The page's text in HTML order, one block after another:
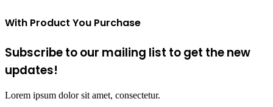
With Product You Purchase
Subscribe to our mailing list to get the new
updates!
Lorem ipsum dolor sit amet, consectetur.